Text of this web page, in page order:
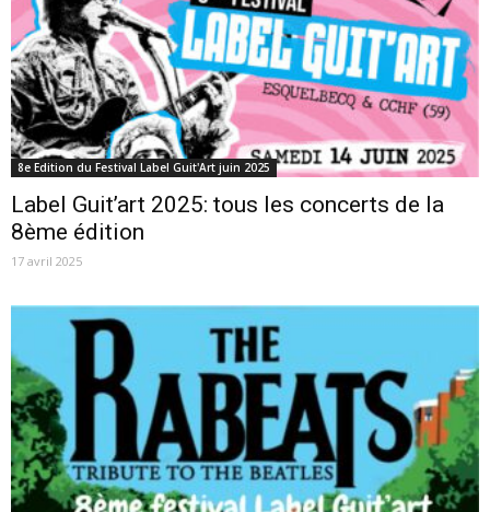
8e Edition du Festival Label Guit'Art juin 2025
Label Guit’art 2025: tous les concerts de la
8ème édition
17 avril 2025